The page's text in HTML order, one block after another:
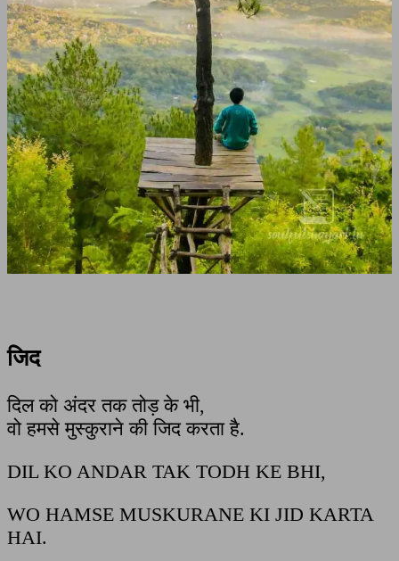
जिद
दिल को अंदर तक तोड़ के भी,
वो हमसे मुस्कुराने की जिद करता है.
DIL KO ANDAR TAK TODH KE BHI,
WO HAMSE MUSKURANE KI JID KARTA
HAI.